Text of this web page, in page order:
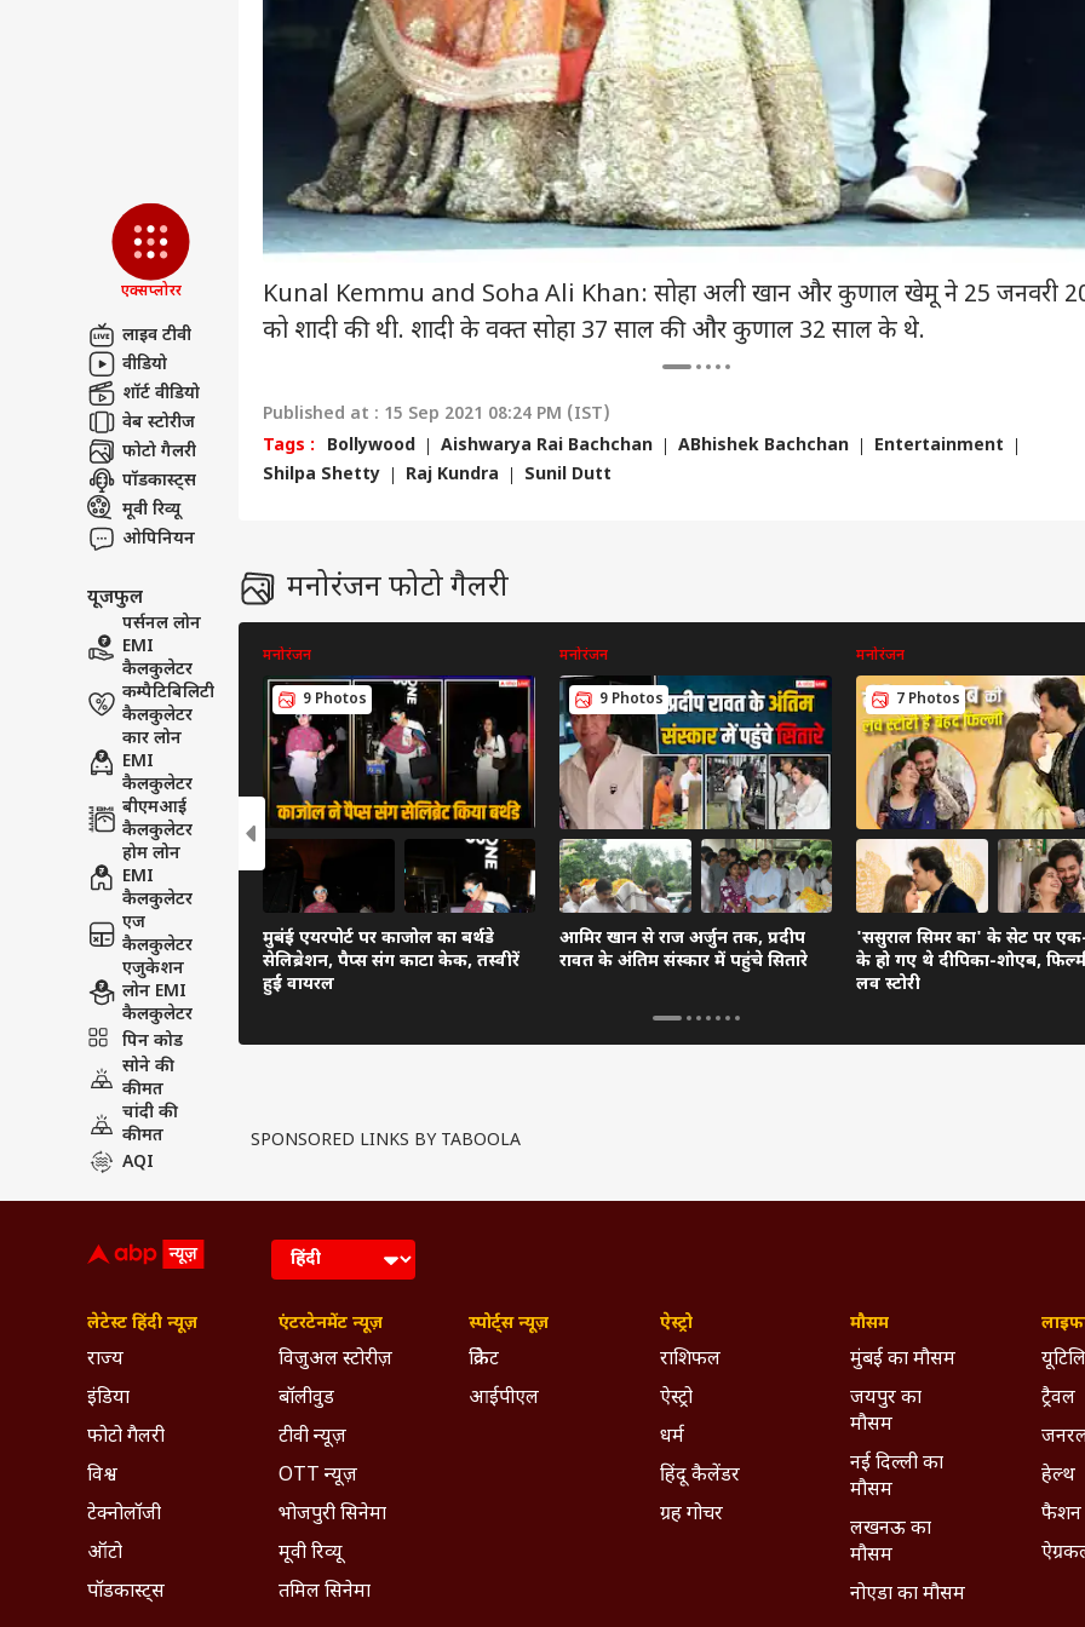
एक्सप्लोरर
लाइव टीवी
वीडियो
शॉर्ट वीडियो
वेब स्टोरीज
फोटो गैलरी
पॉडकास्ट्स
मूवी रिव्यू
ओपिनियन
यूजफुल
पर्सनल लोन
EMI
कैलकुलेटर
कम्पैटिबिलिटी
कैलकुलेटर
कार लोन
EMI
कैलकुलेटर
बीएमआई
कैलकुलेटर
होम लोन
EMI
कैलकुलेटर
एज
कैलकुलेटर
एजुकेशन
लोन EMI
कैलकुलेटर
पिन कोड
सोने की
कीमत
चांदी की
कीमत
AQI
Kunal Kemmu and Soha Ali Khan: सोहा अली खान और कुणाल खेमू ने 25 जनवरी
को शादी की थी. शादी के वक्त सोहा 37 साल की और कुणाल 32 साल के थे.
Published at : 15 Sep 2021 08:24 PM (IST)
Tags :
Bollywood Aishwarya Rai Bachchan ABhishek Bachchan
Entertainment
Shilpa Shetty
Raj Kundra Sunil Dutt
मनोरंजन फोटो गैलरी
मनोरंजन
9 Photos
मुबंई एयरपोर्ट पर काजोल का बर्थडे
सेलिब्रेशन, पैप्स संग काटा केक, तस्वीरें
हुईं वायरल
मनोरंजन
9 Photos
आमिर खान से राज अर्जुन तक, प्रदीप
रावत के अंतिम संस्कार में पहुंचे सितारे
मनोरंजन
7 Photos
'ससुराल सिमर का' के सेट पर
के हो गए थे दीपिका-शोएब,
लव स्टोरी
SPONSORED LINKS BY TABOOLA
LOGIN
रणबीर कपूर की 'रामायण'
की रिलीज डेट हुई कंफर्म,
जानें- कब सिनेमाघरों में देगी
दस्तक
'भारत हिंदू राष्ट्र बनता है
तो...' सिद्धारमैया के बेटे ने
किसे दे डाली चेतावनी
रांची प्रोटेस्ट पर कंगना बोलीं-
राहुल गांधी वहीं जाते हैं जहां
उकसाना होता है
लेटेस्ट हिंदी न्यूज़
राज्य
इंडिया
फोटो गैलरी
विश्व
टेक्नोलॉजी
ऑटो
पॉडकास्ट्स
एंटरटेनमेंट न्यूज़
विजुअल स्टोरीज़
बॉलीवुड
टीवी न्यूज़
OTT न्यूज़
भोजपुरी सिनेमा
मूवी रिव्यू
तमिल सिनेमा
स्पोर्ट्स न्यूज़
क्रिकेट
आईपीएल
ऐस्ट्रो
राशिफल
ऐस्ट्रो
धर्म
हिंदू कैलेंडर
ग्रह गोचर
मौसम
मुंबई का मौसम
जयपुर का
मौसम
नई दिल्ली का
मौसम
लखनऊ का
मौसम
नोएडा का मौसम
ट्रैवल
हेल्थ
फैशन